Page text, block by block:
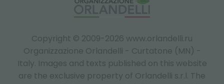
Copyright © 2009-2026 www.orlandelli.ru
Organizzazione Orlandelli - Curtatone (MN) -
Italy. Images and texts published on this website
are the exclusive property of Orlandelli s.r.l. The